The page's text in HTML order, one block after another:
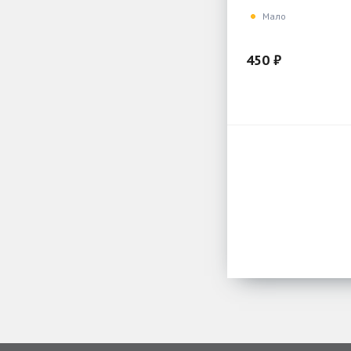
Мало
450 ₽